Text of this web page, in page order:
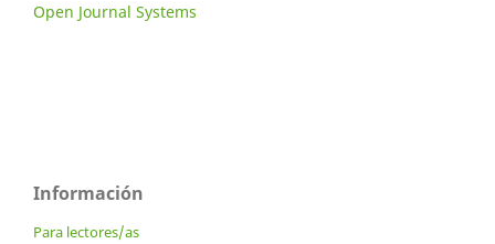
Open Journal Systems
Información
Para lectores/as